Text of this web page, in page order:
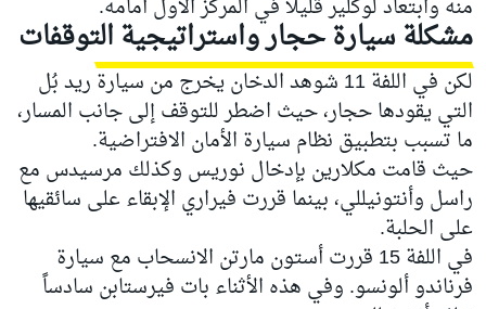
منه وابتعاد لوكلير قليلاً في المركز الأول أمامه.
مشكلة سيارة حجار واستراتيجية التوقفات
لكن في اللفة 11 شوهد الدخان يخرج من سيارة ريد بُل
التي يقودها حجار، حيث اضطر للتوقف إلى جانب المسار،
ما تسبب بتطبيق نظام سيارة الأمان الافتراضية.
حيث قامت مكلارين بإدخال نوريس وكذلك مرسيدس مع
راسل وأنتونيللي، بينما قررت فيراري الإبقاء على سائقيها
على الحلبة.
في اللفة 15 قررت أستون مارتن الانسحاب مع سيارة
فرناندو ألونسو. وفي هذه الأثناء بات فيرستابن سادساً